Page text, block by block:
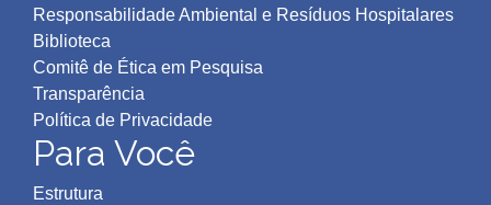
Responsabilidade Ambiental e Resíduos Hospitalares
Biblioteca
Comitê de Ética em Pesquisa
Transparência
Política de Privacidade
Para Você
Estrutura